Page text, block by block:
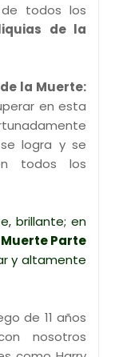
todos los
de la
la Muerte:
en esta
logra y se
todos los
brillante; en
Parte
y altamente
de 11 años
nosotros